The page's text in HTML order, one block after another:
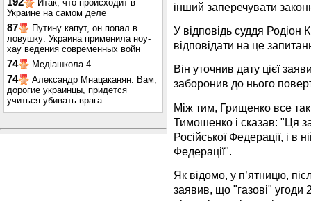
Итак, что происходит в
Украине на самом деле
87
Путину капут, он попал в
ловушку: Украина применила ноу-
хау ведения современных войн
74 Медіашкола-4
74
Александр Мнацаканян: Вам,
дорогие украинцы, придется
учиться убивать врага
інший заперечувати
У відповідь суддя Родіон
відповідати на це
Він уточнив дату цієї
заборонив до нього
Між тим, Грищенко все
Тимошенко і сказав: "Ця
Російської Федерації, і в
Федерації".
Як відомо, у п’ятницю,
заявив, що "газові" угоди